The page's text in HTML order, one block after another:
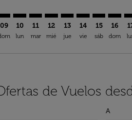
09 10
lun
11
mar
12
mié
13
jue
14
vie
15
sáb
16
dom
de Vuelos
A